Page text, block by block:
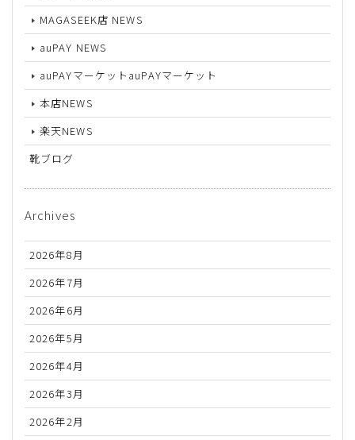
MAGASEEK店 NEWS
auPAY NEWS
auPAYマーケットauPAYマーケット
本店NEWS
楽天NEWS
靴ブログ
Archives
2026年8月
2026年7月
2026年6月
2026年5月
2026年4月
2026年3月
2026年2月